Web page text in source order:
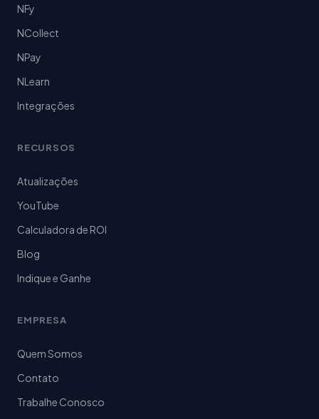
NFy
NCollect
NPay
NLearn
Integrações
RECURSOS
Atualizações
YouTube
Calculadora de ROI
Blog
Indique e Ganhe
EMPRESA
Quem Somos
Contato
Trabalhe Conosco